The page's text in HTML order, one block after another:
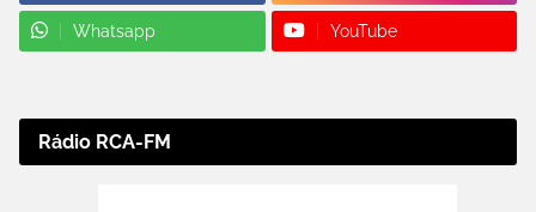
Whatsapp YouTube
Rádio RCA-FM